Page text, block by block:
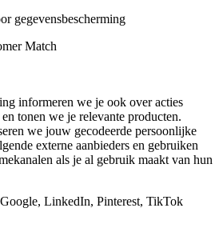
gegevensbescherming
Match
informeren we je ook over acties
tonen we je relevante producten.
we jouw gecodeerde persoonlijke
externe aanbieders en gebruiken
als je al gebruik maakt van hun
LinkedIn, Pinterest, TikTok